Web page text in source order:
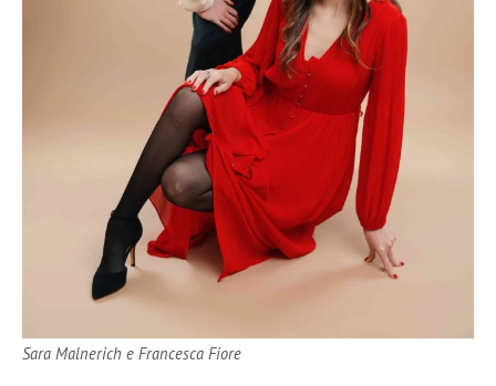
Sara Malnerich e Francesca Fiore